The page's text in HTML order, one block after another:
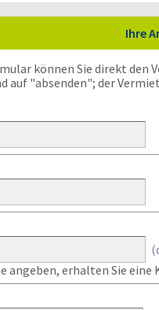
Ihre
können Sie direkt
auf "absenden"; der
angeben, erhalten Sie eine